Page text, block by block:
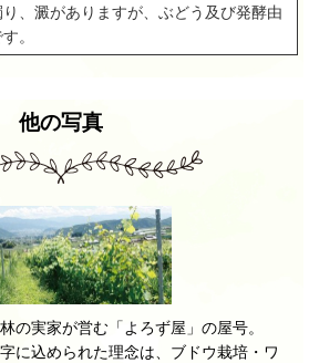
り、澱がありますが、ぶどう及び発酵由
。
他の写真
の実家が営む「よろず屋」の屋号。
に込められた理念は、ブドウ栽培・ワ